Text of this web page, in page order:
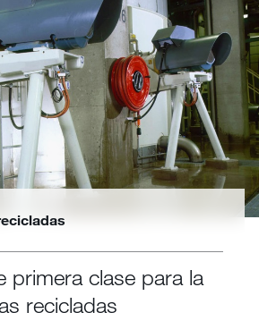
primera clase para la
recicladas